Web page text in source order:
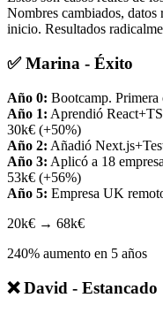
Nombres cambiados, datos
inicio. Resultados
✅ Marina - Éxito
Año 0: Bootcamp.
Año 1: Aprendió
30k€ (+50%)
Año 2: Añadió
Año 3: Aplicó a 18
53k€ (+56%)
Año 5: Empresa UK
20k€ → 68k€
240% aumento en 5 años
❌ David - Estancado